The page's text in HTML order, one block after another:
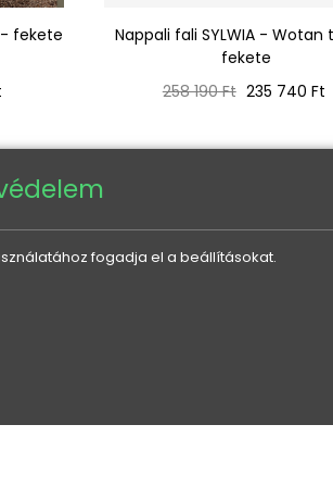
- fekete
Nappali fali SYLWIA - Wotan
fekete
Normál
258 190 Ft Ár
235 740 Ft
fogadja el a beállításokat.